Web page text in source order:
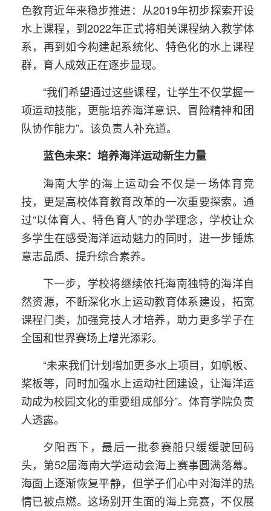
色教育近年来稳步推进：从2019年初步探索开设
水上课程，到2022年正式将相关课程纳入教学体
系，再到如今构建起系统化、特色化的水上课程
群，育人成效正在逐步显现。
“我们希望通过这些课程，让学生不仅掌握一
项运动技能，更能培养海洋意识、冒险精神和团
队协作能力”。该负责人补充道。
蓝色未来：培养海洋运动新生力量
海南大学的海上运动会不仅是一场体育竞
技，更是高校体育教育改革的一次重要探索。通
过“以体育人、特色育人”的办学理念，学校让众
多学生在感受海洋运动魅力的同时，进一步锤炼
意志品质、提升综合素养。
下一步，学校将继续依托海南独特的海洋自
然资源，不断深化水上运动教育体系建设，拓宽
课程门类，加强竞技人才培养，助力更多学子在
全国和世界赛场上增光添彩。
“未来我们计划增加更多水上项目，如帆板、
桨板等，同时加强水上运动社团建设，让海洋运
动成为校园文化的重要组成部分”。体育学院负责
人透露。
夕阳西下，最后一批参赛船只缓缓驶回码
头，第52届海南大学运动会海上赛事圆满落幕。
海面上逐渐恢复平静，但学子们心中对海洋的热
情已被点燃。这场别开生面的海上竞赛，不仅展